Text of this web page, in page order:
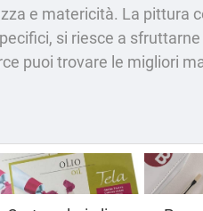
e matericità. La pittura
si riesce a
puoi trovare le migliori